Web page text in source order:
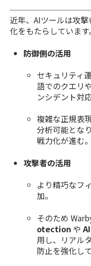
近年、AIツールは攻
化をもたらしています。
防御側の活用
セキュリティ
語でのクエリ
ンシデント対
複雑な正規表
分析可能とな
戦力化が進む。
攻撃者の活用
より精巧なフ
加。
そのため
otection や
用し、リアル
防止を強化し